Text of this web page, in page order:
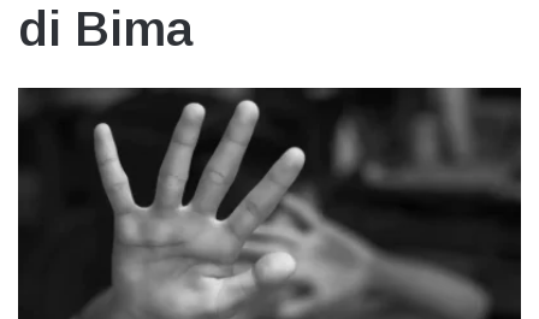
di Bima